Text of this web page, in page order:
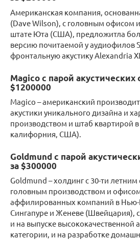
Американская компания,
(Dave Wilson), с головным офисом
штате Юта (США), предложитла
версию почитаемой у аудиофилов
фронтальную акустику Alexandria
Magico с парой
$1200000
Magico – американский
акустики уникального дизайна и
производством и штаб квартирой
калифорния, США).
Goldmund с парой
за $300000
Goldmund – холдинг с 30-ти
головным производством и
аффилированных компаний в
Сингапуре и Женеве (Швейцария),
и на выпуске высококачественной
категории, и на разработке